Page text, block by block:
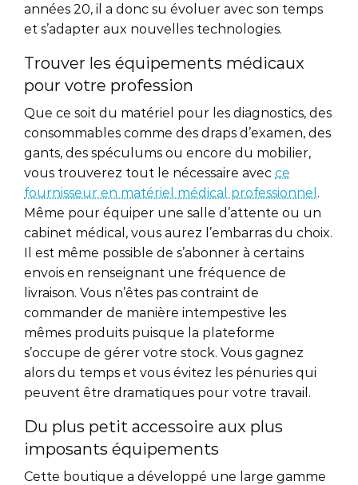
années 20, il a donc su évoluer avec son temps
et s’adapter aux nouvelles technologies.
Trouver les équipements médicaux
pour votre profession
Que ce soit du matériel pour les diagnostics, des
consommables comme des draps d’examen, des
gants, des spéculums ou encore du mobilier,
vous trouverez tout le nécessaire avec ce
fournisseur en matériel médical professionnel .
Même pour équiper une salle d’attente ou un
cabinet médical, vous aurez l’embarras du choix.
Il est même possible de s’abonner à certains
envois en renseignant une fréquence de
livraison. Vous n’êtes pas contraint de
commander de manière intempestive les
mêmes produits puisque la plateforme
s’occupe de gérer votre stock. Vous gagnez
alors du temps et vous évitez les pénuries qui
peuvent être dramatiques pour votre travail.
Du plus petit accessoire aux plus
imposants équipements
Cette boutique a développé une large gamme